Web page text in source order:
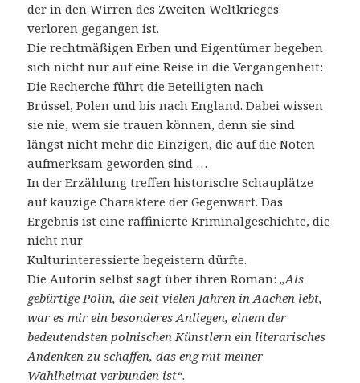
der in den Wirren des Zweiten Weltkrieges
verloren gegangen ist.
Die rechtmäßigen Erben und Eigentümer begeben
sich nicht nur auf eine Reise in die Vergangenheit:
Die Recherche führt die Beteiligten nach
Brüssel, Polen und bis nach England. Dabei wissen
sie nie, wem sie trauen können, denn sie sind
längst nicht mehr die Einzigen, die auf die Noten
aufmerksam geworden sind …
In der Erzählung treffen historische Schauplätze
auf kauzige Charaktere der Gegenwart. Das
Ergebnis ist eine raffinierte Kriminalgeschichte, die
nicht nur
Kulturinteressierte begeistern dürfte.
Die Autorin selbst sagt über ihren Roman:„Als
gebürtige Polin, die seit vielen Jahren in Aachen lebt,
war es mir ein besonderes Anliegen, einem der
bedeutendsten polnischen Künstlern ein literarisches
Andenken zu schaffen, das eng mit meiner
Wahlheimat verbunden ist“.